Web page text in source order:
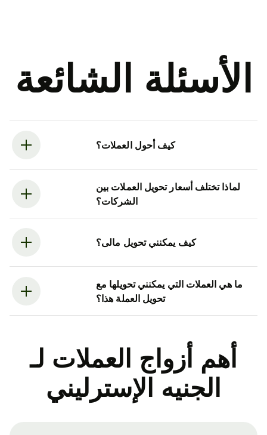
الأسئلة الشائعة
كيف أحول العملات؟
لماذا تختلف أسعار تحويل العملات بين
الشركات؟
كيف يمكنني تحويل مالى؟
ما هي العملات التي يمكنني تحويلها مع
تحويل العملة هذا؟
أهم أزواج العملات لـ
الجنيه الإسترليني